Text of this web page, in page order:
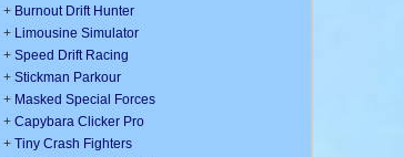
+ Burnout Drift Hunter
+ Limousine Simulator
+ Speed Drift Racing
+ Stickman Parkour
+ Masked Special Forces
+ Capybara Clicker Pro
+ Tiny Crash Fighters